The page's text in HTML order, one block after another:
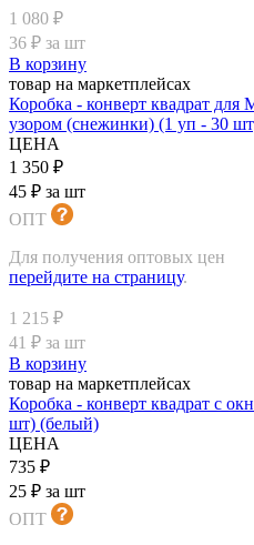
1 080 ₽
36 ₽ за шт
В корзину
товар на маркетплейсах
Коробка - конверт квадрат
узором (снежинки) (1 уп - 30
ЦЕНА
1 350 ₽
45 ₽ за шт
ОПТ
Для получения оптовых цен
перейдите на страницу.
1 215 ₽
41 ₽ за шт
В корзину
товар на маркетплейсах
Коробка - конверт квадрат с
шт) (белый)
ЦЕНА
735 ₽
25 ₽ за шт
ОПТ